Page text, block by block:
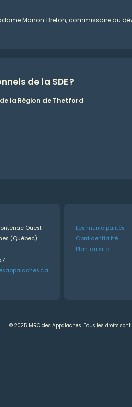
Manon Breton, commissaire au
de la SDE?
la Région de Thetford
Ouest
(Québec)
Les municipalités
Confidentialité
Plan du site
© 2025 MRC des Appalaches. Tous les droits